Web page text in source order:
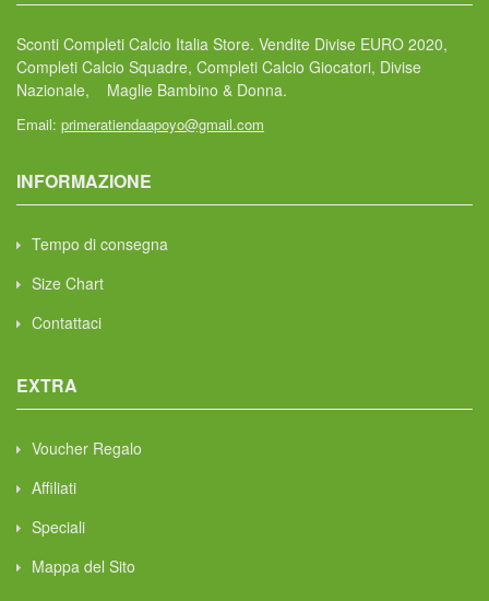
Sconti Completi Calcio Italia Store. Vendite Divise EURO 2020,
Completi Calcio Squadre, Completi Calcio Giocatori, Divise
Nazionale, Maglie Bambino & Donna.
Email: primeratiendaapoyo@gmail.com
INFORMAZIONE
Tempo di consegna
Size Chart
Contattaci
EXTRA
Voucher Regalo
Affiliati
Speciali
Mappa del Sito